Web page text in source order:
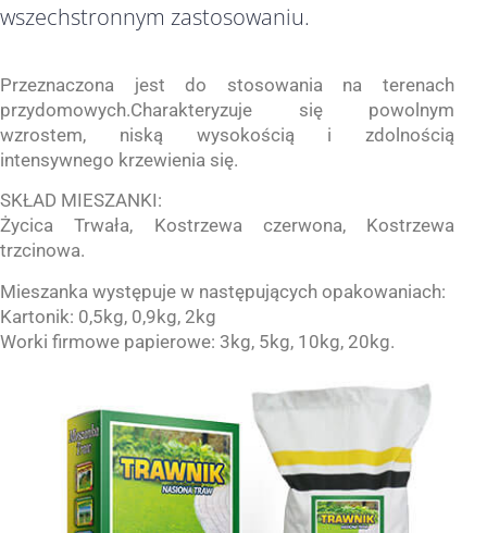
wszechstronnym zastosowaniu.
Przeznaczona jest do stosowania na terenach
przydomowych.Charakteryzuje się powolnym
wzrostem, niską wysokością i zdolnością
intensywnego krzewienia się.
SKŁAD MIESZANKI:
Życica Trwała, Kostrzewa czerwona, Kostrzewa
trzcinowa.
Mieszanka występuje w następujących opakowaniach:
Kartonik: 0,5kg, 0,9kg, 2kg
Worki firmowe papierowe: 3kg, 5kg, 10kg, 20kg.